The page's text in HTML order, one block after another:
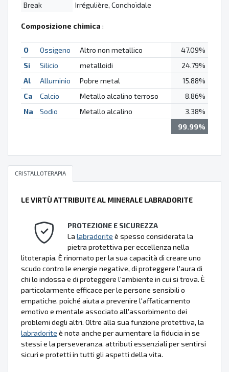
Break Irrégulière, Conchoïdale
Composizione chimica :
O Ossigeno Altro non metallico
47.09%
Si
Silicio metalloidi
24.79%
Al
Alluminio Pobre metal
15.88%
Ca
Calcio Metallo alcalino terroso
8.86%
Na
Sodio Metallo alcalino
3.38%
99.99%
CRISTALLOTERAPIA
LE VIRTÙ ATTRIBUITE AL MINERALE LABRADORITE
PROTEZIONE E SICUREZZA
La labradorite è spesso considerata la
pietra protettiva per eccellenza nella
litoterapia. È rinomato per la sua capacità di creare uno
scudo contro le energie negative, di proteggere l'aura di
chi lo indossa e di proteggere l'ambiente in cui si trova. È
particolarmente efficace per le persone sensibili o
empatiche, poiché aiuta a prevenire l'affaticamento
emotivo e mentale associato all'assorbimento dei
problemi degli altri. Oltre alla sua funzione protettiva, la
labradorite è nota anche per aumentare la fiducia in se
stessi e la perseveranza, attributi essenziali per sentirsi
sicuri e protetti in tutti gli aspetti della vita.